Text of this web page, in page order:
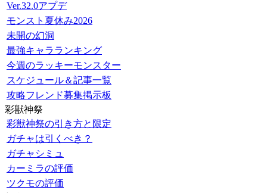
Ver.32.0アプデ
モンスト夏休み2026
未開の幻洞
最強キャラランキング
今週のラッキーモンスター
スケジュール＆記事一覧
攻略フレンド募集掲示板
彩獣神祭
彩獣神祭の引き方と限定
ガチャは引くべき？
ガチャシミュ
カーミラの評価
ツクモの評価